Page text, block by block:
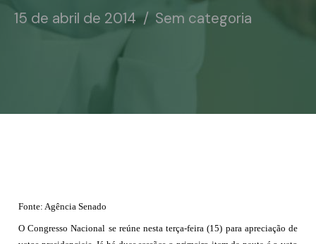
15 de abril de 2014 Sem categoria
Fonte: Agência Senado
O Congresso Nacional se reúne nesta terça-feira (15) para apreciação de